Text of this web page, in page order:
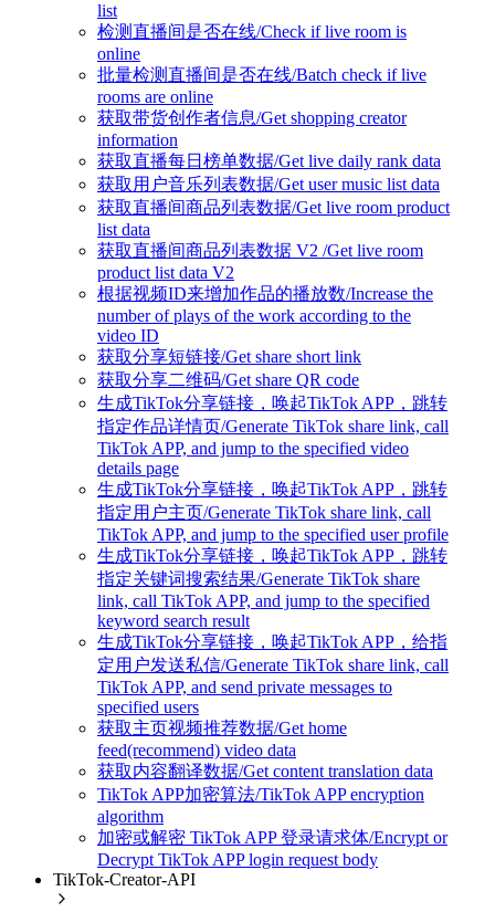
list
检测直播间是否在线/Check if live room is
online
批量检测直播间是否在线/Batch check if live
rooms are online
获取带货创作者信息/Get shopping creator
information
获取直播每日榜单数据/Get live daily rank data
获取用户音乐列表数据/Get user music list data
获取直播间商品列表数据/Get live room product
list data
获取直播间商品列表数据 V2 /Get live room
product list data V2
根据视频ID来增加作品的播放数/Increase the
number of plays of the work according to the
video ID
获取分享短链接/Get share short link
获取分享二维码/Get share QR code
生成TikTok分享链接，唤起TikTok APP，跳转
指定作品详情页/Generate TikTok share link, call
TikTok APP, and jump to the specified video
details page
生成TikTok分享链接，唤起TikTok APP，跳转
指定用户主页/Generate TikTok share link, call
TikTok APP, and jump to the specified user profile
生成TikTok分享链接，唤起TikTok APP，跳转
指定关键词搜索结果/Generate TikTok share
link, call TikTok APP, and jump to the specified
keyword search result
生成TikTok分享链接，唤起TikTok APP，给指
定用户发送私信/Generate TikTok share link, call
TikTok APP, and send private messages to
specified users
获取主页视频推荐数据/Get home
feed(recommend) video data
获取内容翻译数据/Get content translation data
TikTok APP加密算法/TikTok APP encryption
algorithm
加密或解密 TikTok APP 登录请求体/Encrypt or
Decrypt TikTok APP login request body
TikTok-Creator-API